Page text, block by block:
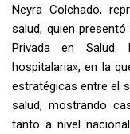
Neyra Colchado,
salud, quien
Privada en Salud:
hospitalaria», en la
estratégicas entre el
salud, mostrando
tanto a nivel